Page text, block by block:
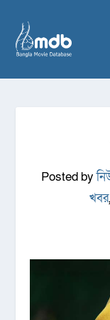
Posted by
খবর